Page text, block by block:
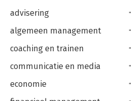
advisering
algemeen management
coaching en trainen
communicatie en media
economie